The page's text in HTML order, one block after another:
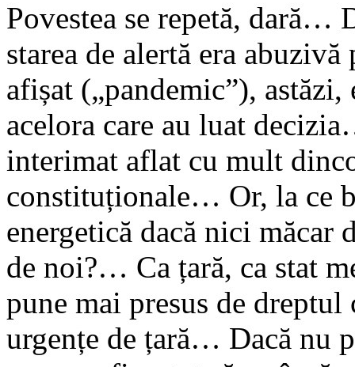
Povestea se repetă, dară…
starea de alertă era
afișat („pandemic”),
acelora care au luat
interimat aflat cu mult
constituționale… Or, la ce
energetică dacă nici măcar
de noi?… Ca țară, ca stat
pune mai presus de
urgențe de țară… Dacă nu